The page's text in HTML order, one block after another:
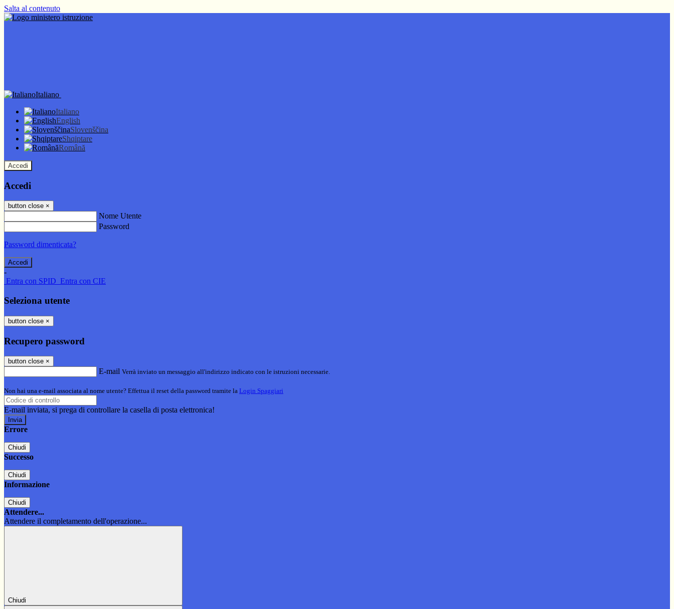
Salta al contenuto
Italiano
Italiano
English
Slovenščina
Shqiptare
Română
Accedi
Accedi
button close ×
Nome Utente
Password
Password dimenticata?
-
Entra con SPID Entra con CIE
Seleziona utente
button close ×
Recupero password
button close ×
E-mail Verrà inviato un messaggio all'indirizzo indicato con le istruzioni necessarie.
Non hai una e-mail associata al nome utente? Effettua il reset della password tramite la Login Spaggiari
E-mail inviata, si prega di controllare la casella di posta elettronica!
Errore
Chiudi
Successo
Chiudi
Informazione
Chiudi
Attendere...
Attendere il completamento dell'operazione...
Chiudi